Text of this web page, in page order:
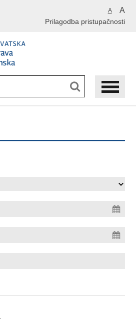
A A
Prilagodba pristupačnosti